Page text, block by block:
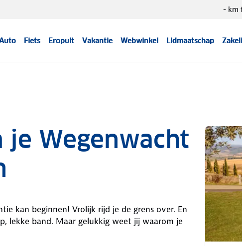
Fiets Eropuit Vakantie Webwinkel Lidmaatschap
- km
Wegenwacht
kan beginnen! Vrolijk rijd je de grens over. En
lekke band. Maar gelukkig weet jij waarom je